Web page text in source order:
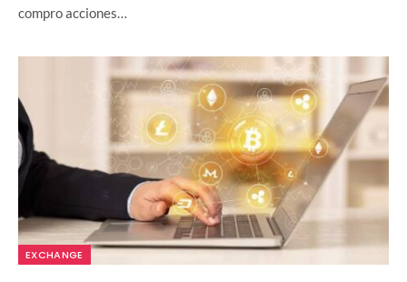
compro acciones…
EXCHANGE